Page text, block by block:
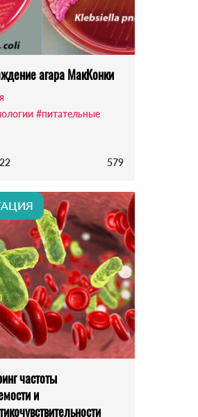
агара МакКонки
#питательные
579
частоты
и